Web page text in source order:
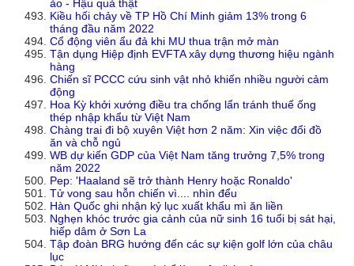
ảo - Hậu quả thật
Kiều hối chảy về TP Hồ Chí Minh giảm 13% trong 6
tháng đầu năm 2022
Cổ động viên ẩu đả khi MU thua trận mở màn
Tận dụng Hiệp định EVFTA xây dựng thương hiệu ngành
hàng
Chiến sĩ PCCC cứu sinh vật nhỏ khiến nhiều người cảm
động
Hoa Kỳ khởi xướng điều tra chống lẩn tránh thuế ống
thép nhập khẩu từ Việt Nam
Chàng trai đi bộ xuyên Việt hơn 2 năm: Xin việc đổi đồ
ăn và chỗ ngủ
WB dự kiến GDP của Việt Nam tăng trưởng 7,5% trong
năm 2022
Pep: 'Haaland sẽ trở thành Henry hoặc Ronaldo'
Tử vong sau hỗn chiến vì.... nhìn đểu
Hàn Quốc ghi nhận kỷ lục xuất khẩu mì ăn liền
Nghẹn khóc trước gia cảnh của nữ sinh 16 tuổi bị sát hại,
hiếp dâm ở Sơn La
Tập đoàn BRG hướng đến các sự kiện golf lớn của châu
lục